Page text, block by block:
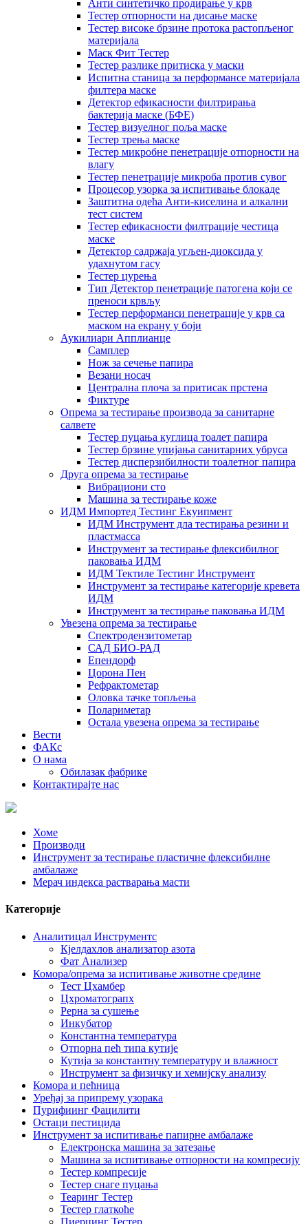
Анти синтетичко продирање у крв
Тестер отпорности на дисање маске
Тестер високе брзине протока растопљеног
материјала
Маск Фит Тестер
Тестер разлике притиска у маски
Испитна станица за перформансе материјала
филтера маске
Детектор ефикасности филтрирања
бактерија маске (БФЕ)
Тестер визуелног поља маске
Тестер трења маске
Тестер микробне пенетрације отпорности на
влагу
Тестер пенетрације микроба против сувог
Процесор узорка за испитивање блокаде
Заштитна одећа Анти-киселина и алкални
тест систем
Тестер ефикасности филтрације честица
маске
Детектор садржаја угљен-диоксида у
удахнутом гасу
Тестер цурења
Тип Детектор пенетрације патогена који се
преноси крвљу
Тестер перформанси пенетрације у крв са
маском на екрану у боји
Аукилиари Апплианце
Самплер
Нож за сечење папира
Везани носач
Централна плоча за притисак прстена
Фиктуре
Опрема за тестирање производа за санитарне
салвете
Тестер пуцања куглица тоалет папира
Тестер брзине упијања санитарних убруса
Тестер дисперзибилности тоалетног папира
Друга опрема за тестирање
Вибрациони сто
Машина за тестирање коже
ИДМ Импортед Тестинг Екуипмент
ИДМ Инструмент дла тестирања резини и
пластмасса
Инструмент за тестирање флексибилног
паковања ИДМ
ИДМ Тектиле Тестинг Инструмент
Инструмент за тестирање категорије кревета
ИДМ
Инструмент за тестирање паковања ИДМ
Увезена опрема за тестирање
Спектродензитометар
САД БИО-РАД
Епендорф
Цорона Пен
Рефрактометар
Оловка тачке топљења
Полариметар
Остала увезена опрема за тестирање
Вести
ФАКс
О нама
Обилазак фабрике
Контактирајте нас
Хоме
Производи
Инструмент за тестирање пластичне флексибилне
амбалаже
Мерач индекса растварања масти
Категорије
Аналитицал Инструментс
Кјелдахлов анализатор азота
Фат Анализер
Комора/опрема за испитивање животне средине
Тест Цхамбер
Цхроматограпх
Рерна за сушење
Инкубатор
Константна температура
Отпорна пећ типа кутије
Кутија за константну температуру и влажност
Инструмент за физичку и хемијску анализу
Комора и пећница
Уређај за припрему узорака
Пурифиинг Фацилити
Остаци пестицида
Инструмент за испитивање папирне амбалаже
Електронска машина за затезање
Машина за испитивање отпорности на компресију
Тестер компресије
Тестер снаге пуцања
Теаринг Тестер
Тестер глаткоће
Пиерцинг Тестер